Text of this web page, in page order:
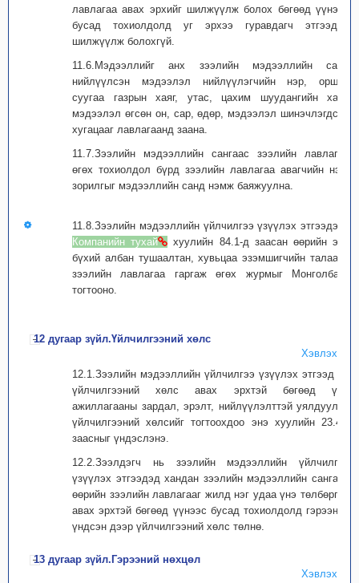
лавлагаа авах эрхийг шилжүүлж болох бөгөөд үүнээс
бусад тохиолдолд уг эрхээ гуравдагч этгээдэд
шилжүүлж болохгүй.
11.6.Мэдээллийг анх зээлийн мэдээллийн санд
нийлүүлсэн мэдээлэл нийлүүлэгчийн нэр, оршин
суугаа газрын хаяг, утас, цахим шуудангийн хаяг,
мэдээлэл өгсөн он, сар, өдөр, мэдээлэл шинэчлэгдсэн
хугацааг лавлагаанд заана.
11.7.Зээлийн мэдээллийн сангаас зээлийн лавлагаа
өгөх тохиолдол бүрд зээлийн лавлагаа авагчийн нэр,
зорилгыг мэдээллийн санд нэмж баяжуулна.
11.8.Зээлийн мэдээллийн үйлчилгээ үзүүлэх этгээдээс
Компанийн тухай
хуулийн 84.1-д заасан өөрийн эрх
бүхий албан тушаалтан, хувьцаа эзэмшигчийн талаарх
зээлийн лавлагаа гаргаж өгөх журмыг Монголбанк
тогтооно.
12 дугаар зүйл.Үйлчилгээний хөлс
Хэвлэх
12.1.Зээлийн мэдээллийн үйлчилгээ үзүүлэх этгээд нь
үйлчилгээний хөлс авах эрхтэй бөгөөд үйл
ажиллагааны зардал, эрэлт, нийлүүлэлттэй уялдуулан
үйлчилгээний хөлсийг тогтоохдоо энэ хуулийн 23.4-т
заасныг үндэслэнэ.
12.2.Зээлдэгч нь зээлийн мэдээллийн үйлчилгээ
үзүүлэх этгээдэд хандан зээлийн мэдээллийн сангаас
өөрийн зээлийн лавлагааг жилд нэг удаа үнэ төлбөргүй
авах эрхтэй бөгөөд үүнээс бусад тохиолдолд гэрээний
үндсэн дээр үйлчилгээний хөлс төлнө.
13 дугаар зүйл.Гэрээний нөхцөл
Хэвлэх